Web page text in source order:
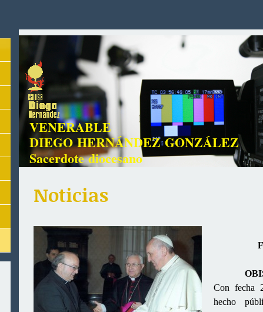
VENERABLE
DIEGO HERNÁNDEZ GONZÁLEZ
Sacerdote diocesano
Noticias
Con fecha
hecho